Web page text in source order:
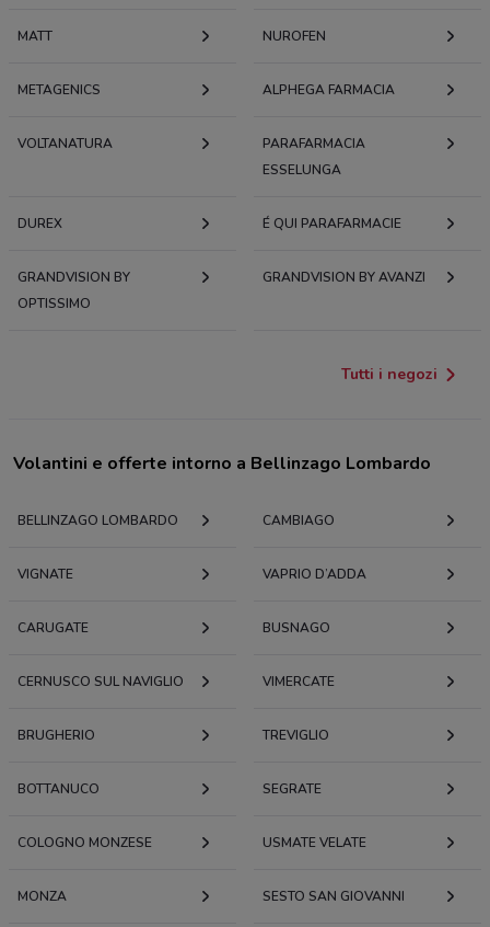
MATT NUROFEN
METAGENICS ALPHEGA FARMACIA
VOLTANATURA
PARAFARMACIA
ESSELUNGA
DUREX É QUI PARAFARMACIE
GRANDVISION BY
OPTISSIMO
GRANDVISION BY AVANZI
Tutti i negozi
Volantini e offerte intorno a Bellinzago Lombardo
BELLINZAGO LOMBARDO CAMBIAGO
VIGNATE VAPRIO D’ADDA
CARUGATE BUSNAGO
CERNUSCO SUL NAVIGLIO VIMERCATE
BRUGHERIO TREVIGLIO
BOTTANUCO SEGRATE
COLOGNO MONZESE USMATE VELATE
MONZA SESTO SAN GIOVANNI